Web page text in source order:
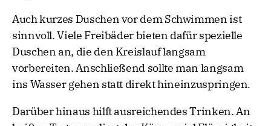
Auch kurzes Duschen vor dem Schwimmen ist
sinnvoll. Viele Freibäder bieten dafür spezielle
Duschen an, die den Kreislauf langsam
vorbereiten. Anschließend sollte man langsam
ins Wasser gehen statt direkt hineinzuspringen.
Darüber hinaus hilft ausreichendes Trinken. An